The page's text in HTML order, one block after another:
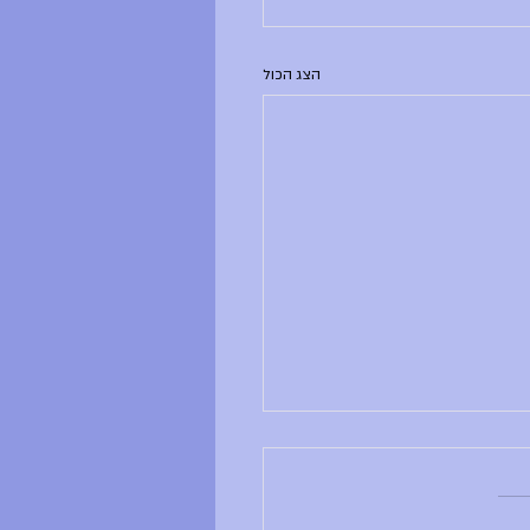
הצג הכול
ראשון, 28.6.26
ושבוע טוב, - ענבל לא נמצאת -